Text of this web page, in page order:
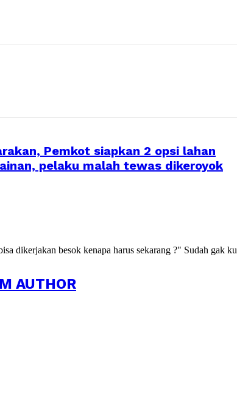
Pemkot siapkan 2 opsi lahan
pelaku malah tewas dikeroyok
dikerjakan besok kenapa harus sekarang ?" Sudah gak
AUTHOR